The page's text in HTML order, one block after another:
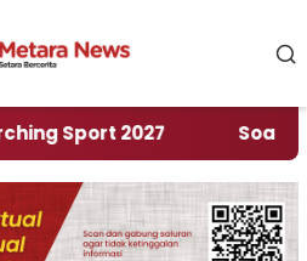
Sport 2027 ‎Soal